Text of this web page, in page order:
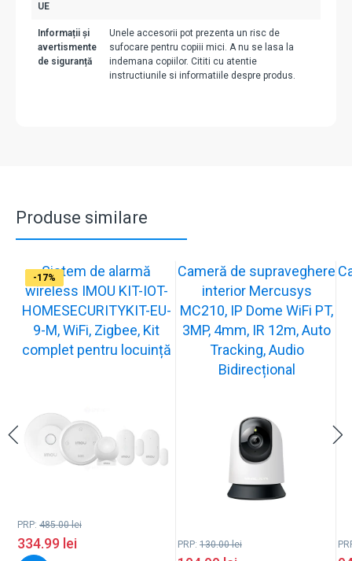
UE
Informații și
avertismente
de siguranță
Unele accesorii pot prezenta un risc de
sufocare pentru copiii mici. A nu se lasa la
indemana copiilor. Cititi cu atentie
instructiunile si informatiile despre produs.
Produse similare
-31%
Sistem de alarmă
wireless IMOU KIT-IOT-
HOMESECURITYKIT-EU-
9-M, WiFi, Zigbee, Kit
complet pentru locuință
PRP: 485.00lei
334.99 lei
-19%
Cameră de supraveghere
interior Mercusys
MC210, IP Dome WiFi PT,
3MP, 4mm, IR 12m, Auto
Tracking, Audio
Bidirecțional
PRP: 130.00lei
-21%
-13%
-15%
-20%
-12%
-13%
-16%
-17%